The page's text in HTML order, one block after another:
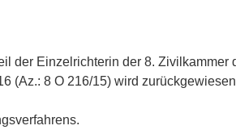
der Einzelrichterin der 8. Zivilkammer
(Az.: 8 O 216/15) wird